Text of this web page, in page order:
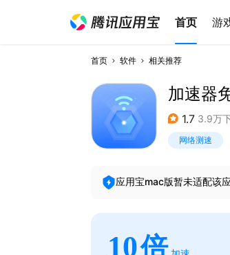
首页 游
首页 软件 相关推荐
加速器
1.7 3.9万
网络测速
应用宝mac版暂未适配该
10倍